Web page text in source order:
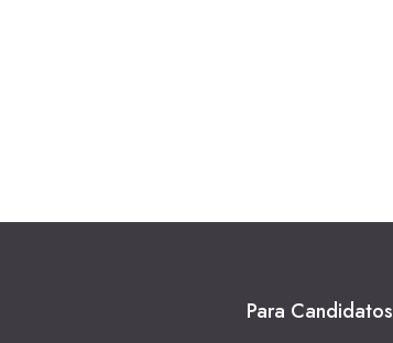
Para Candidatos